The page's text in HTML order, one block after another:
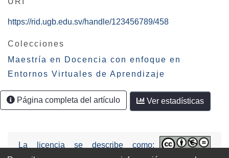
https://rid.ugb.edu.sv/handle/123456789/458
Colecciones
Maestría en Docencia con enfoque en
Entornos Virtuales de Aprendizaje
Página completa del artículo Ver estadísticas
La licencia se describe como: